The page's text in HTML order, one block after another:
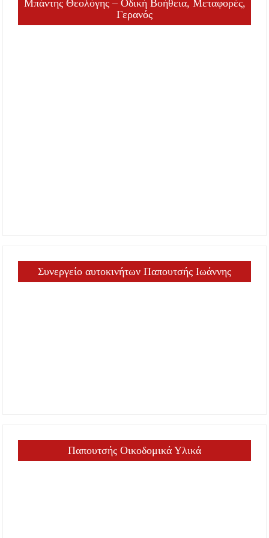
Μπάντης Θεολόγης – Οδική Βοήθεια, Μεταφορές,
Γερανός
Συνεργείο αυτοκινήτων Παπουτσής Ιωάννης
Παπουτσής Οικοδομικά Υλικά